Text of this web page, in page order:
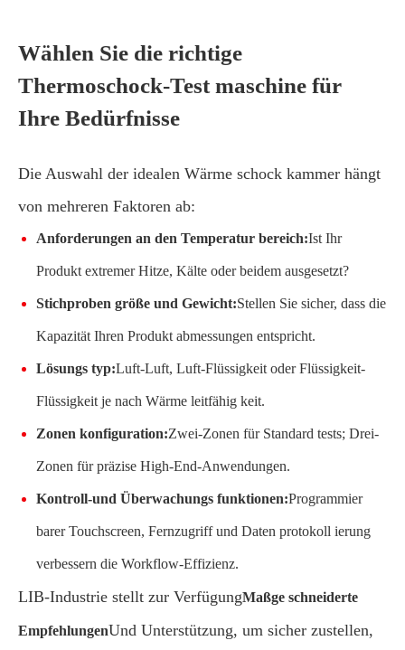
Wählen Sie die richtige
Thermoschock-Test maschine für
Ihre Bedürfnisse
Die Auswahl der idealen Wärme schock kammer hängt
von mehreren Faktoren ab:
Anforderungen an den Temperatur bereich:Ist Ihr
Produkt extremer Hitze, Kälte oder beidem ausgesetzt?
Stichproben größe und Gewicht:Stellen Sie sicher, dass die
Kapazität Ihren Produkt abmessungen entspricht.
Lösungs typ:Luft-Luft, Luft-Flüssigkeit oder Flüssigkeit-
Flüssigkeit je nach Wärme leitfähig keit.
Zonen konfiguration:Zwei-Zonen für Standard tests; Drei-
Zonen für präzise High-End-Anwendungen.
Kontroll-und Überwachungs funktionen:Programmier
barer Touchscreen, Fernzugriff und Daten protokoll ierung
verbessern die Workflow-Effizienz.
LIB-Industrie stellt zur VerfügungMaßge schneiderte
EmpfehlungenUnd Unterstützung, um sicher zustellen,